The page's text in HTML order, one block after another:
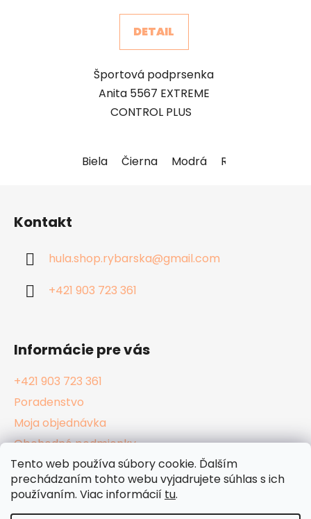
Tento web používa súbory cookie. Ďalším
prechádzaním tohto webu vyjadrujete súhlas s ich
používaním. Viac informácií tu.
DETAIL
Športová podprsenka
Anita 5567 EXTREME
CONTROL PLUS
Biela Čierna Modrá Ružová
Kontakt
hula.shop.rybarska@gmail.com
+421 903 723 361
Informácie pre vás
+421 903 723 361
Poradenstvo
Moja objednávka
Obchodné podmienky
Reklamačný poriadok
Podmienky ochrany osobných údajov